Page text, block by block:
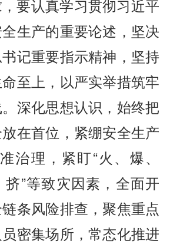
要认真学习贯彻习近平
生产的重要论述，坚决
记重要指示精神，坚持
至上，以严实举措筑牢
深化思想认识，始终把
在首位，紧绷安全生产
治理，紧盯“火、爆、
”等致灾因素，全面开
条风险排查，聚焦重点
密集场所，常态化推进